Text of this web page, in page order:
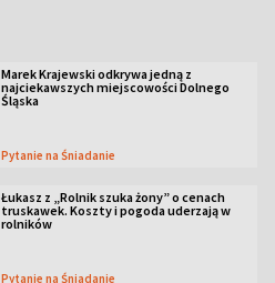
Marek Krajewski odkrywa jedną z
najciekawszych miejscowości Dolnego
Śląska
Pytanie na Śniadanie
Łukasz z „Rolnik szuka żony” o cenach
truskawek. Koszty i pogoda uderzają w
rolników
Pytanie na Śniadanie